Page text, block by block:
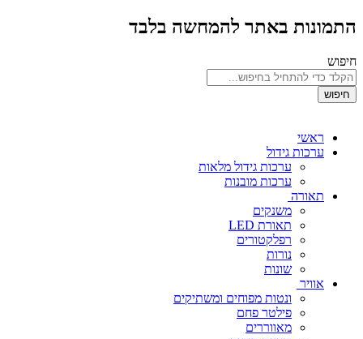
התמונות באתר להמחשה בלבד
חיפוש
חיפוש
ראשי
ערכות גידול
ערכות גידול מלאות
ערכות מובנות
תאורה
משנקים
תאורת LED
רפלקטורים
נורות
שונות
אוויר
ונטות מפוחים ומשתיקים
פילטר פחם
מאווררים